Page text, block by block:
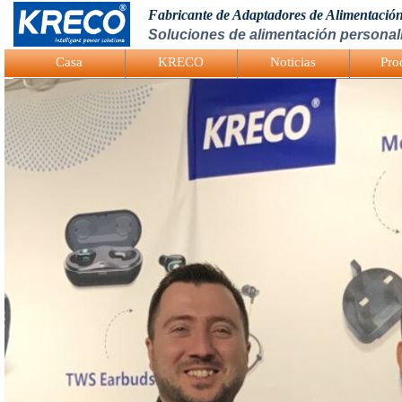
Logo Picture
Fabricante de Adaptadores de
Soluciones de alimentación
Casa KRECO Noticias